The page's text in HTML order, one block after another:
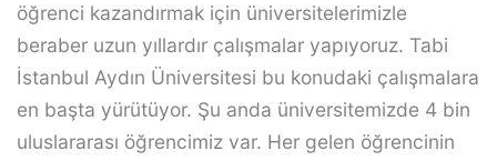
öğrenci kazandırmak için üniversitelerimizle
beraber uzun yıllardır çalışmalar yapıyoruz. Tabi
İstanbul Aydın Üniversitesi bu konudaki çalışmalara
en başta yürütüyor. Şu anda üniversitemizde 4 bin
uluslararası öğrencimiz var. Her gelen öğrencinin